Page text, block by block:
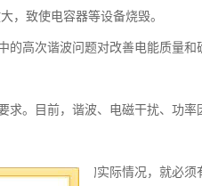
，致使电容器等设备烧毁。
的高次谐波问题对改善电能质量和
求。目前，谐波、电磁干扰、功率
电网电能质量的实际情况，就必须